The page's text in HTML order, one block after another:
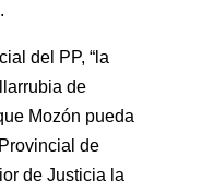
del PP, “la
de
Mozón pueda
de
de Justicia la